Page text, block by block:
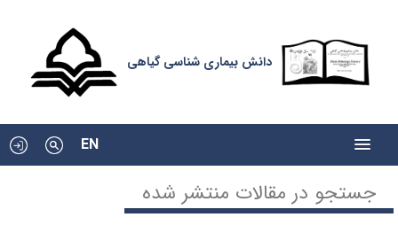
دانش بیماری شناسی گیاهی
EN
جستجو در مقالات منتشر شده